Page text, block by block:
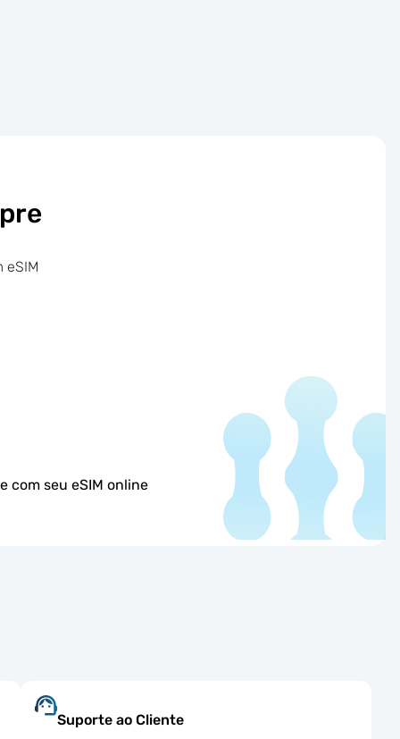
eSIM
com seu eSIM online
Suporte ao Cliente